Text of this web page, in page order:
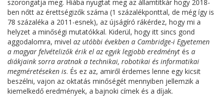
szorongatja meg. Hiába nyugtat meg az államtitkár hogy 2018-
ben nőtt az érettségizők száma (1 százalékponttal, de még így is
78 százaléka a 2011-esnek), az újságíró rákérdez, hogy mi a
helyzet a minőségi mutatókkal. Kiderül, hogy itt sincs gond
aggodalomra, mivel az utóbbi években a Cambridge-i Egyetemen
a magyar felvételizők érik el az egyik legjobb eredményt és a
diákjaink sorra aratnak a technikai, robotikai és informatikai
megméretéseken is. És ez az, amiről érdemes lenne egy kicsit
beszélni, vajon az oktatás minőségét mennyiben jellemzik a
kiemelkedő eredmények, a bajnoki címek és a díjak.